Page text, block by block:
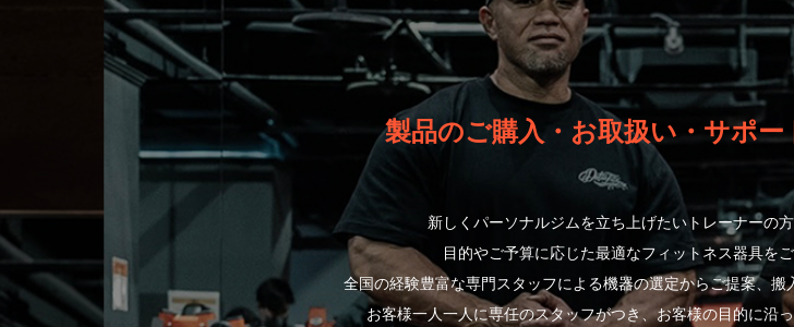
製品のご購入・お取扱い・サポ
新しくパーソナルジムを立ち上げたいトレーナーの
目的やご予算に応じた最適なフィットネス器具を
全国の経験豊富な専門スタッフによる機器の選定からご提案、
お客様一人一人に専任のスタッフがつき、お客様の目的に沿